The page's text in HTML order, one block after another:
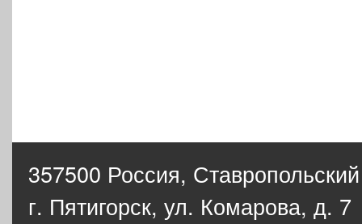
357500 Россия,
г. Пятигорск, ул. Комарова, д. 7